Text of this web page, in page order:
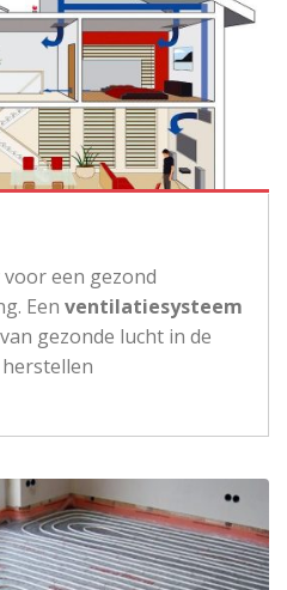
een gezond
Een ventilatiesysteem
gezonde lucht in de